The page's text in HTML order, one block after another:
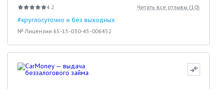
4.2 Читать все отзывы (10)
#круглосуточно и без выходных
№ Лицензии 65-15-030-45-006452